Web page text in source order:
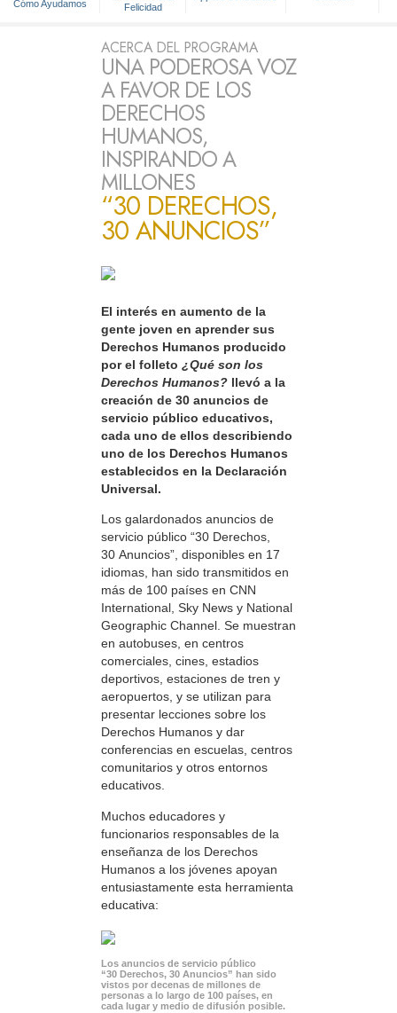
Cómo Ayudamos
Felicidad
ACERCA DEL PROGRAMA
UNA PODEROSA VOZ
A FAVOR DE LOS
DERECHOS
HUMANOS,
INSPIRANDO A
MILLONES
“30 DERECHOS,
30 ANUNCIOS”
El interés en aumento de la
gente joven en aprender sus
Derechos Humanos producido
por el folleto ¿Qué son los
Derechos Humanos? llevó a la
creación de 30 anuncios de
servicio público educativos,
cada uno de ellos describiendo
uno de los Derechos Humanos
establecidos en la Declaración
Universal.
Los galardonados anuncios de
servicio público “30 Derechos,
30 Anuncios”, disponibles en 17
idiomas, han sido transmitidos en
más de 100 países en CNN
International, Sky News y National
Geographic Channel. Se muestran
en autobuses, en centros
comerciales, cines, estadios
deportivos, estaciones de tren y
aeropuertos, y se utilizan para
presentar lecciones sobre los
Derechos Humanos y dar
conferencias en escuelas, centros
comunitarios y otros entornos
educativos.
Muchos educadores y
funcionarios responsables de la
enseñanza de los Derechos
Humanos a los jóvenes apoyan
entusiastamente esta herramienta
educativa:
Los anuncios de servicio público
“30 Derechos, 30 Anuncios” han sido
vistos por decenas de millones de
personas a lo largo de 100 países, en
cada lugar y medio de difusión posible.